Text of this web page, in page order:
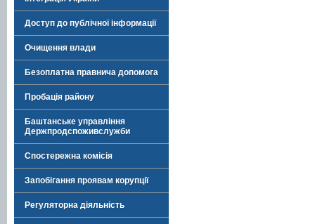
Доступ до публічної інформації
Очищення влади
Безоплатна правнича допомога
Пробація району
Баштанське управління
Держпродспоживслужби
Спостережна комісія
Запобігання проявам корупції
Регуляторна діяльність